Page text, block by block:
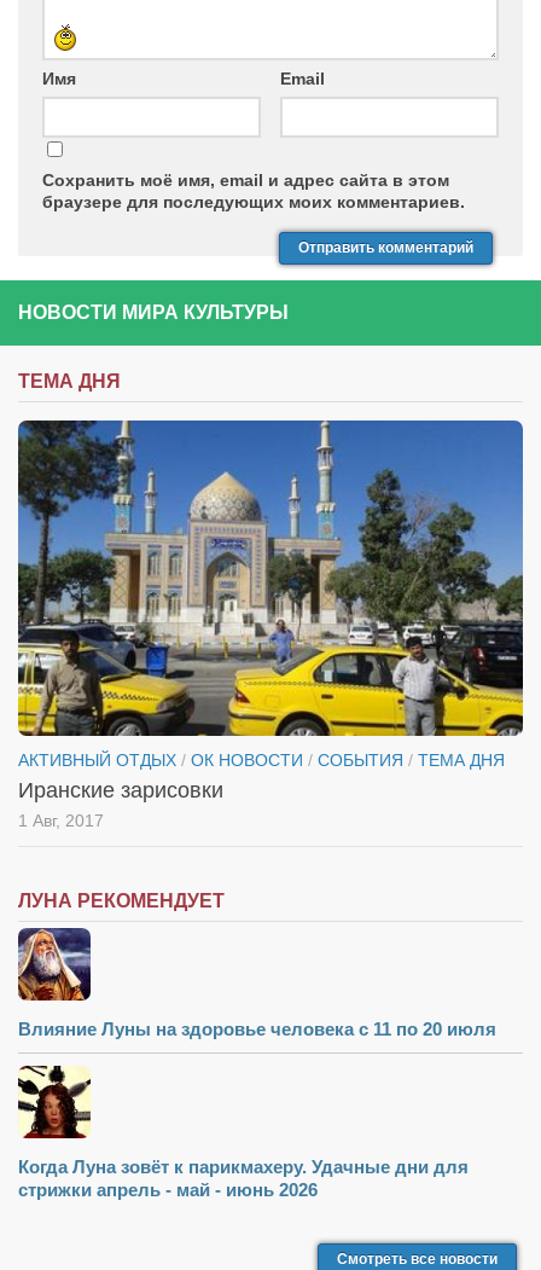
Имя Email
Сохранить моё имя, email и адрес сайта в этом
браузере для последующих моих комментариев.
НОВОСТИ МИРА КУЛЬТУРЫ
ТЕМА ДНЯ
АКТИВНЫЙ ОТДЫХ / ОК НОВОСТИ / СОБЫТИЯ / ТЕМА ДНЯ
Иранские зарисовки
1 Авг, 2017
ЛУНА РЕКОМЕНДУЕТ
Влияние Луны на здоровье человека с 11 по 20 июля
Когда Луна зовёт к парикмахеру. Удачные дни для
стрижки апрель - май - июнь 2026
Смотреть все новости